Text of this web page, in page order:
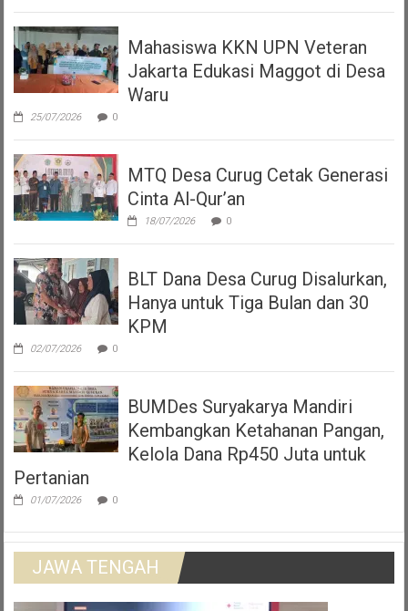
Mahasiswa KKN UPN Veteran
Jakarta Edukasi Maggot di Desa
Waru
25/07/2026 0
MTQ Desa Curug Cetak Generasi
Cinta Al-Qur’an
18/07/2026 0
BLT Dana Desa Curug Disalurkan,
Hanya untuk Tiga Bulan dan 30
KPM
02/07/2026 0
BUMDes Suryakarya Mandiri
Kembangkan Ketahanan Pangan,
Kelola Dana Rp450 Juta untuk
Pertanian
01/07/2026 0
JAWA TENGAH